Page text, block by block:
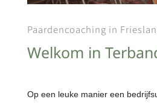
Paardencoaching in
Welkom in
Op een leuke manier een